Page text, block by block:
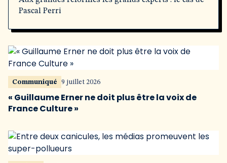
Pascal Perri
Communiqué 9 juillet 2026
« Guillaume Erner ne doit plus être la voix de
France Culture »